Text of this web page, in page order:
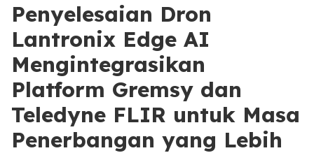
Penyelesaian Dron
Lantronix Edge AI
Mengintegrasikan
Platform Gremsy dan
Teledyne FLIR untuk Masa
Penerbangan yang Lebih